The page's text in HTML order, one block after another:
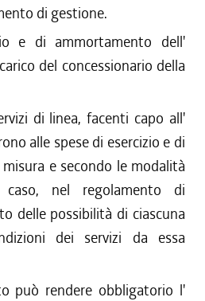
di gestione.
e di ammortamento dell'
del concessionario della
di linea, facenti capo all'
alle spese di esercizio e di
e secondo le modalità
nel regolamento di
delle possibilità di ciascuna
dei servizi da essa
può rendere obbligatorio l'